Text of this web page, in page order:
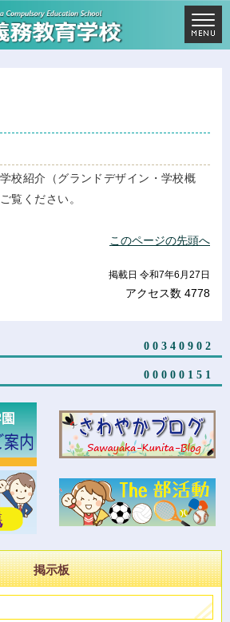
00340902
00000151
掲示板
校紹介（グランドデザイン・学校概
覧ください。
このページの先頭へ
掲載日 令和7年6月27日
アクセス数 4778